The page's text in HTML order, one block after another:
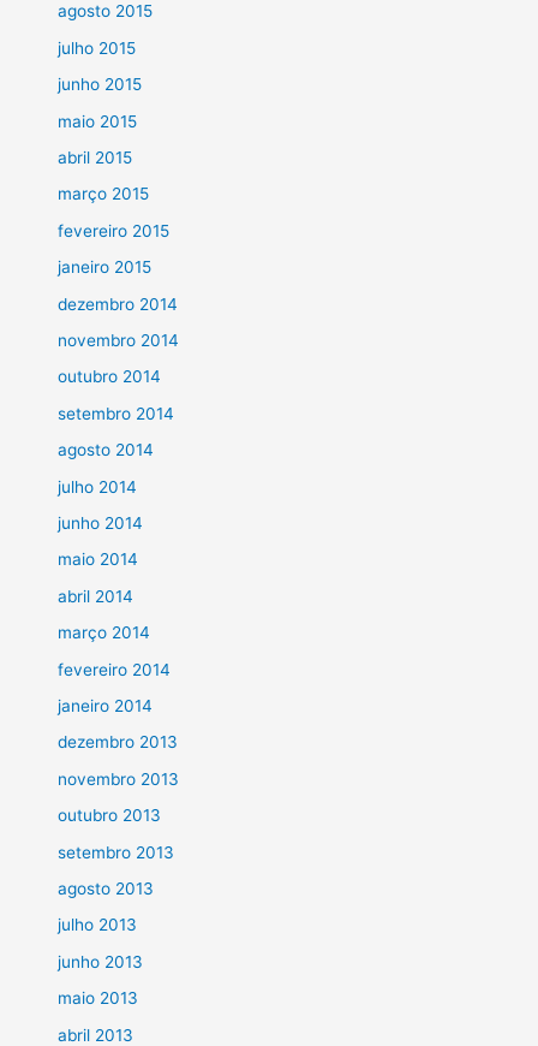
agosto 2015
julho 2015
junho 2015
maio 2015
abril 2015
março 2015
fevereiro 2015
janeiro 2015
dezembro 2014
novembro 2014
outubro 2014
setembro 2014
agosto 2014
julho 2014
junho 2014
maio 2014
abril 2014
março 2014
fevereiro 2014
janeiro 2014
dezembro 2013
novembro 2013
outubro 2013
setembro 2013
agosto 2013
julho 2013
junho 2013
maio 2013
abril 2013